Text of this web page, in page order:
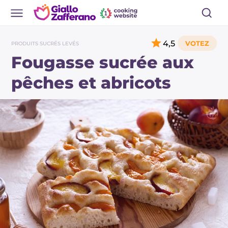
PRODUITS SUCRÉS LEVÉS
Fougasse sucrée aux
pêches et abricots
4,5